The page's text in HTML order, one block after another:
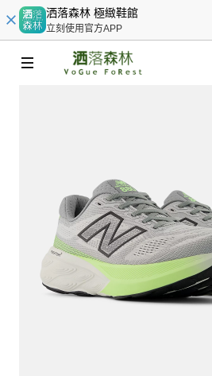
洒落森林 極緻鞋館
立刻使用官方APP